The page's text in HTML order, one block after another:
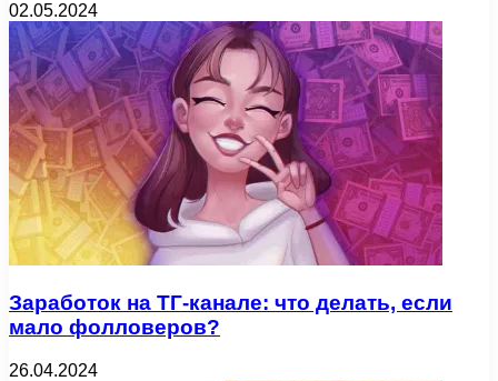
02.05.2024
Заработок на ТГ-канале: что делать, если
мало фолловеров?
26.04.2024